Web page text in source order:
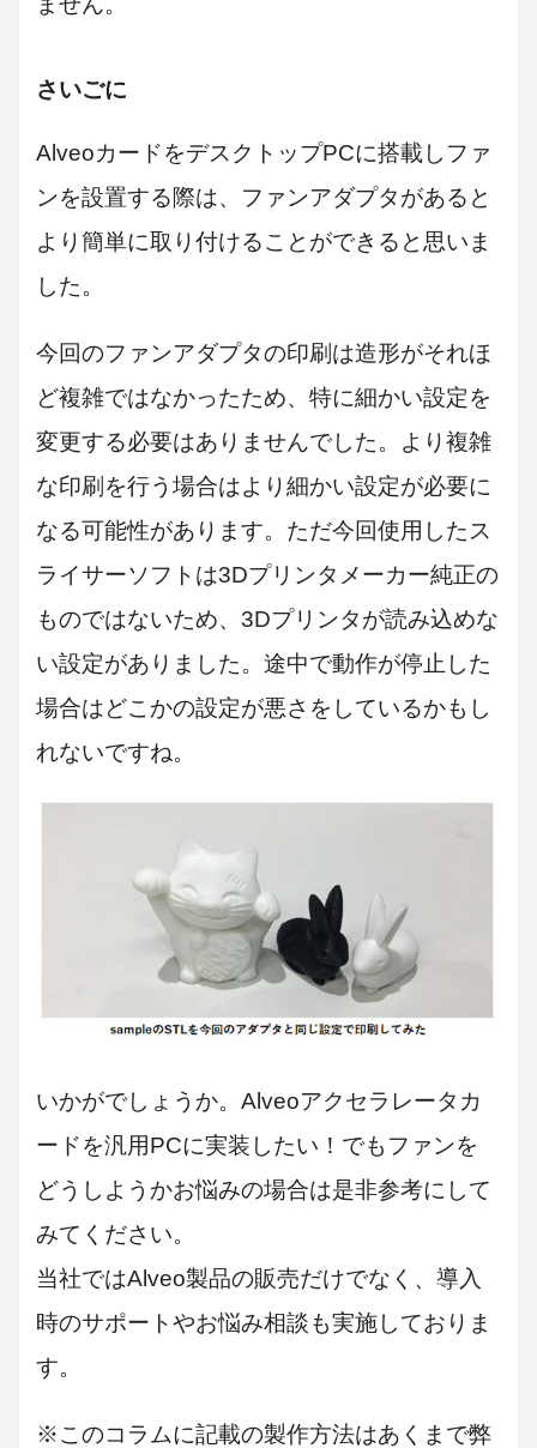
さいごに
AlveoカードをデスクトップPCに搭載しファ
ンを設置する際は、ファンアダプタがあると
より簡単に取り付けることができると思いま
した。
今回のファンアダプタの印刷は造形がそれほ
ど複雑ではなかったため、特に細かい設定を
変更する必要はありませんでした。より複雑
な印刷を行う場合はより細かい設定が必要に
なる可能性があります。ただ今回使用したス
ライサーソフトは3Dプリンタメーカー純正の
ものではないため、3Dプリンタが読み込めな
い設定がありました。途中で動作が停止した
場合はどこかの設定が悪さをしているかもし
れないですね。
いかがでしょうか。Alveoアクセラレータカ
ードを汎用PCに実装したい！でもファンを
どうしようかお悩みの場合は是非参考にして
みてください。
当社ではAlveo製品の販売だけでなく、導入
時のサポートやお悩み相談も実施しておりま
す。
※このコラムに記載の製作方法はあくまで弊